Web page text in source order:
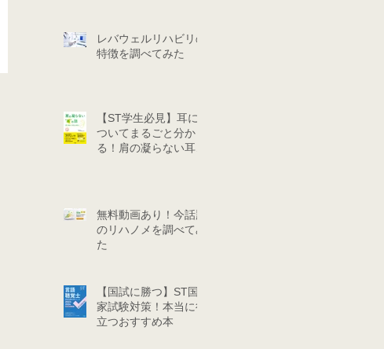
レバウェルリハビリの
特徴を調べてみた
【ST学生必見】耳に
ついてまるごと分か
る！肩の凝らない耳の
無料動画あり！今話題
のリハノメを調べてみ
た
【国試に勝つ】ST国
家試験対策！本当に役
立つおすすめ本